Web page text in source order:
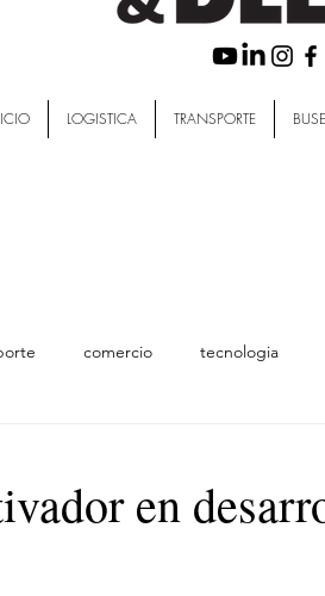
LOGISTICA TRANSPORTE
comercio tecnologia
en